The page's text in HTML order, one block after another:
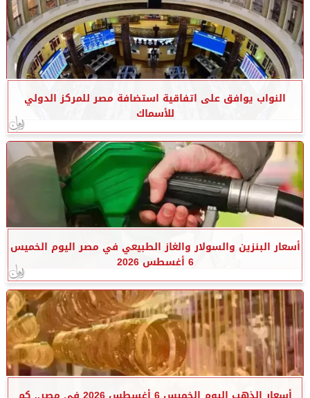
النواب يوافق على اتفاقية استضافة مصر للمركز الدولي
للأسماك
أسعار البنزين والسولار والغاز الطبيعي في مصر اليوم الخميس
6 أغسطس 2026